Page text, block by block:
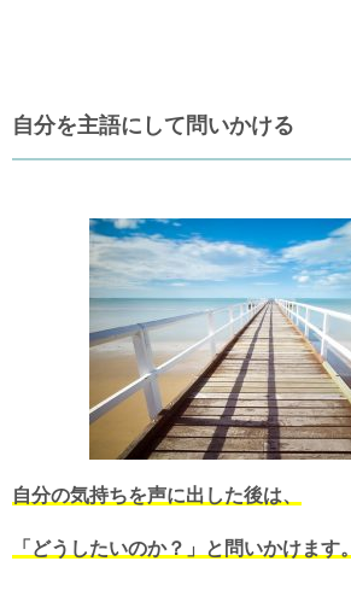
自分を主語にして問いかける
自分の気持ちを声に出した後は、
「どうしたいのか？」と問いかけます。